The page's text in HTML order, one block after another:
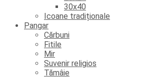
30x40
Icoane tradiționale
Pangar
Cărbuni
Fitile
Mir
Suvenir religios
Tămâie